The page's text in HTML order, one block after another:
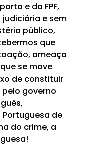
e da FPF,
e sem
público,
que
ameaça
se move
de constituir
governo
de
do crime, a